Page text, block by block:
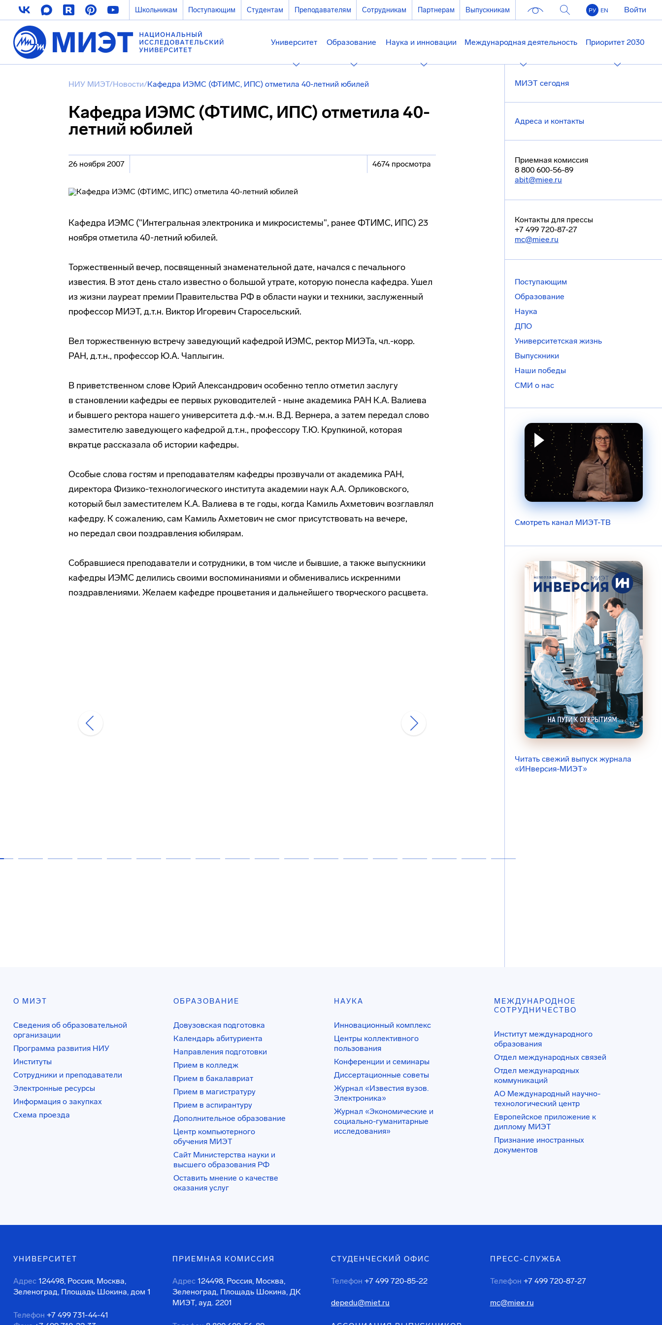
Школьникам Поступающим Студентам Преподавателям Сотрудникам Партнерам Выпускникам РУ EN Войти
Университет Образование Наука и инновации Международная деятельность Приоритет 2030
НИУ МИЭТ/Новости/Кафедра ИЭМС (ФТИМС, ИПС) отметила 40-летний юбилей
Кафедра ИЭМС (ФТИМС, ИПС) отметила 40-
летний юбилей
26 ноября 2007 4674 просмотра
Кафедра ИЭМС ("Интегральная электроника и микросистемы", ранее ФТИМС, ИПС) 23
ноября отметила 40-летний юбилей.
Торжественный вечер, посвященный знаменательной дате, начался с печального
известия. В этот день стало известно о большой утрате, которую понесла кафедра. Ушел
из жизни лауреат премии Правительства РФ в области науки и техники, заслуженный
профессор МИЭТ, д.т.н. Виктор Игоревич Старосельский.
Вел торжественную встречу заведующий кафедрой ИЭМС, ректор МИЭТа, чл.-корр.
РАН, д.т.н., профессор Ю.А. Чаплыгин.
В приветственном слове Юрий Александрович особенно тепло отметил заслугу
в становлении кафедры ее первых руководителей - ныне академика РАН К.А. Валиева
и бывшего ректора нашего университета д.ф.-м.н. В.Д. Вернера, а затем передал слово
заместителю заведующего кафедрой д.т.н., профессору Т.Ю. Крупкиной, которая
вкратце рассказала об истории кафедры.
Особые слова гостям и преподавателям кафедры прозвучали от академика РАН,
директора Физико-технологического института академии наук А.А. Орликовского,
который был заместителем К.А. Валиева в те годы, когда Камиль Ахметович возглавлял
кафедру. К сожалению, сам Камиль Ахметович не смог присутствовать на вечере,
но передал свои поздравления юбилярам.
Собравшиеся преподаватели и сотрудники, в том числе и бывшие, а также выпускники
кафедры ИЭМС делились своими воспоминаниями и обменивались искренними
поздравлениями. Желаем кафедре процветания и дальнейшего творческого расцвета.
МИЭТ сегодня
Адреса и контакты
Приемная комиссия
8 800 600-56-89
abit@miee.ru
Контакты для прессы
+7 499 720-87-27
mc@miee.ru
Поступающим
Образование
Наука
ДПО
Университетская жизнь
Выпускники
Наши победы
СМИ о нас
Смотреть канал МИЭТ-ТВ
Читать свежий выпуск журнала
«ИНверсия-МИЭТ»
О МИЭТ
Сведения об образовательной
организации
Программа развития НИУ
Институты
Сотрудники и преподаватели
Электронные ресурсы
Информация о закупках
Схема проезда
ОБРАЗОВАНИЕ
Довузовская подготовка
Календарь абитуриента
Направления подготовки
Прием в колледж
Прием в бакалавриат
Прием в магистратуру
Прием в аспирантуру
Дополнительное образование
Центр компьютерного
обучения МИЭТ
Сайт Министерства науки и
высшего образования РФ
Оставить мнение о качестве
оказания услуг
НАУКА
Инновационный комплекс
Центры коллективного
пользования
Конференции и семинары
Диссертационные советы
Журнал «Известия вузов.
Электроника»
Журнал «Экономические и
социально-гуманитарные
исследования»
МЕЖДУНАРОДНОЕ
СОТРУДНИЧЕСТВО
Институт международного
образования
Отдел международных связей
Отдел международных
коммуникаций
АО Международный научно-
технологический центр
Европейское приложение к
диплому МИЭТ
Признание иностранных
документов
УНИВЕРСИТЕТ
Адрес 124498, Россия, Москва,
Зеленоград, Площадь Шокина, дом 1
Телефон +7 499 731-44-41
ПРИЕМНАЯ КОМИССИЯ
Адрес 124498, Россия, Москва,
Зеленоград, Площадь Шокина, ДК
МИЭТ, ауд. 2201
СТУДЕНЧЕСКИЙ ОФИС
Телефон +7 499 720-85-22
depedu@miet.ru
ПРЕСС-СЛУЖБА
Телефон +7 499 720-87-27
mc@miee.ru